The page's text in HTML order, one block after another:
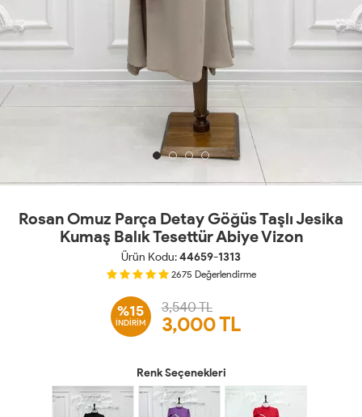
Rosan Omuz Parça Detay Göğüs Taşlı Jesika
Kumaş Balık Tesettür Abiye Vizon
Ürün Kodu:44659-1313
2675 Değerlendirme
%15
İNDİRİM
3,540 TL
3,000TL
Renk Seçenekleri